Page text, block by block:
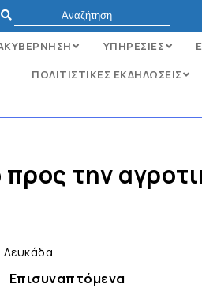
ΥΠΗΡΕΣΙΕΣ
ΠΟΛΙΤΙΣΤΙΚΕΣ ΕΚΔΗΛΩΣΕΙΣ
την
Λευκάδα
Επισυναπτόμενα